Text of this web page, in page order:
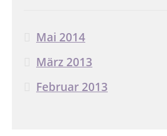
Mai 2014
März 2013
Februar 2013